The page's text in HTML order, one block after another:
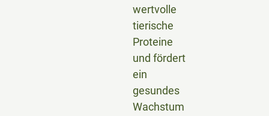
wertvolle
tierische
Proteine
und fördert
ein
gesundes
Wachstum